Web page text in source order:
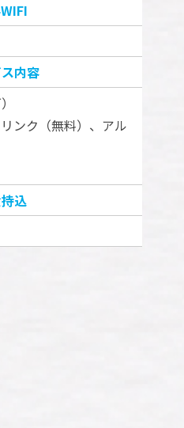
内容
ンク（無料）、アル
込